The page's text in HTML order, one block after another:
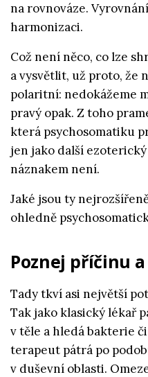
na rovnováze.
harmonizaci.
Což není něco, co lze
a vysvětlit, už proto, že
polaritní: nedokážeme
pravý opak. Z toho
která psychosomatiku
jen jako další
náznakem není.
Jaké jsou ty
ohledně
Poznej příčinu
Tady tkví asi největší
Tak jako klasický lékař
v těle a hledá bakterie
terapeut pátrá po
v duševní oblasti.